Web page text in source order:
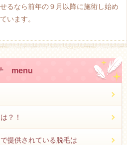
るなら前年の９月以降に施術し始め
います。
menu
？！
提供されている脱毛は